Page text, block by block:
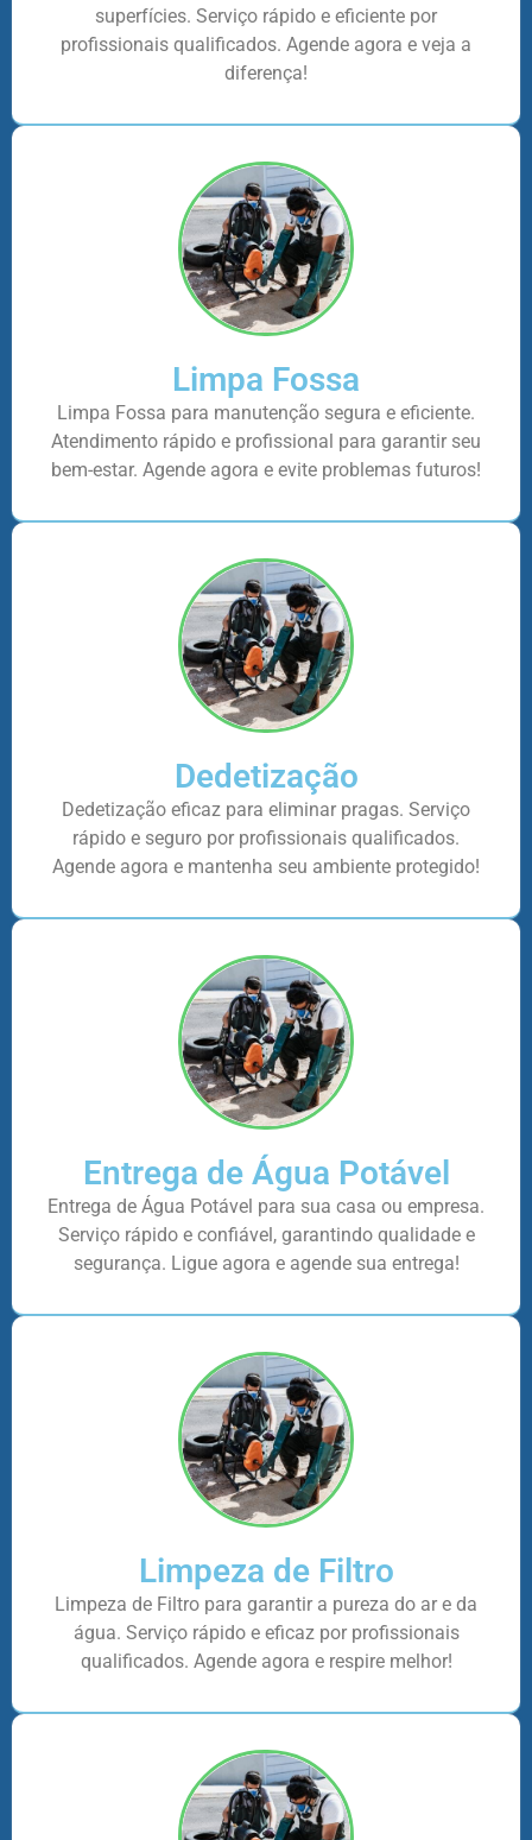
superfícies. Serviço rápido e eficiente por
profissionais qualificados. Agende agora e veja a
diferença!
Limpa Fossa
Limpa Fossa para manutenção segura e eficiente.
Atendimento rápido e profissional para garantir seu
bem-estar. Agende agora e evite problemas futuros!
Dedetização
Dedetização eficaz para eliminar pragas. Serviço
rápido e seguro por profissionais qualificados.
Agende agora e mantenha seu ambiente protegido!
Entrega de Água Potável
Entrega de Água Potável para sua casa ou empresa.
Serviço rápido e confiável, garantindo qualidade e
segurança. Ligue agora e agende sua entrega!
Limpeza de Filtro
Limpeza de Filtro para garantir a pureza do ar e da
água. Serviço rápido e eficaz por profissionais
qualificados. Agende agora e respire melhor!